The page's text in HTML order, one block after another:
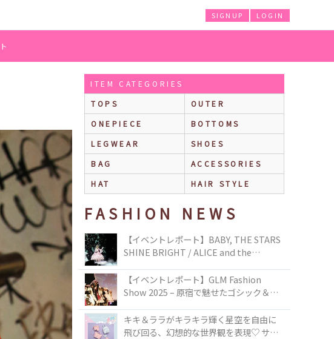
LOGIN
SIGNUP
ITEM CATEGORIES
TOPS
OUTER
ONEPIECE
BOTTOMS
LEGWEAR
SHOES
BAG
ACCESSORIES
HAT
HAIR STYLE
FASHION NEWS
【イベントレポート】BABY, THE STARS
SHINE BRIGHT / ALICE and the
TOKYO
【イベントレポート】GLM Fashion
Show 2025 – 原宿で魅せたゴシック＆ロ
キキ＆ララがキラキラ輝く星空を自由に
飛び回る、幻想的な世界観を表現♡ サマ